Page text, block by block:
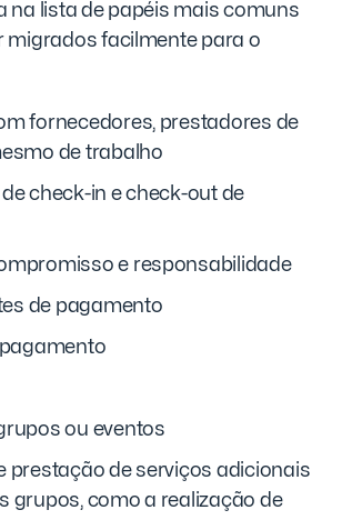
na lista de papéis mais comuns
migrados facilmente para o
fornecedores, prestadores de
de trabalho
check-in e check-out de
e responsabilidade
de pagamento
ou eventos
prestação de serviços adicionais
grupos, como a realização de